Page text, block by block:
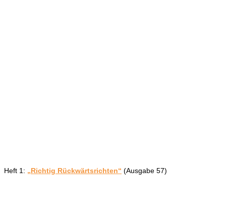
Heft 1: „Richtig Rückwärtsrichten“ (Ausgabe 57)